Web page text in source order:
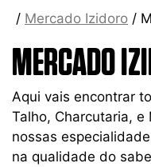
/ Mercado Izidoro /
MERCADO
Aqui vais encontrar
Talho, Charcutaria, e
nossas
na qualidade do